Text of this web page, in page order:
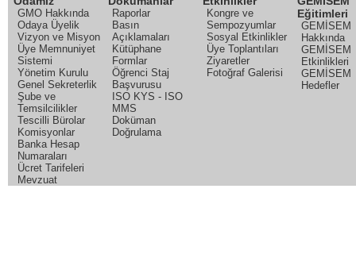
GMO Hakkında
Odaya Üyelik
Vizyon ve Misyon
Üye Memnuniyet
Sistemi
Yönetim Kurulu
Genel Sekreterlik
Şube ve
Temsilcilikler
Tescilli Bürolar
Komisyonlar
Banka Hesap
Numaraları
Ücret Tarifeleri
Mevzuat
Raporlar
Basın
Açıklamaları
Kütüphane
Formlar
Öğrenci Staj
Başvurusu
ISO KYS - ISO
MMS
Doküman
Doğrulama
Kongre ve
Sempozyumlar
Sosyal Etkinlikler
Üye Toplantıları
Ziyaretler
Fotoğraf Galerisi
Eğitimleri
GEMİSEM
Hakkında
GEMİSEM
Etkinlikleri
GEMİSEM
Hedefler